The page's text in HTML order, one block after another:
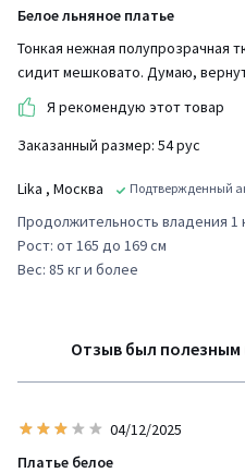
Белое льняное платье
Тонкая нежная полупрозрачная
сидит мешковато. Думаю,
Я рекомендую этот товар
Заказанный размер: 54 рус
Lika , Москва Подтвержденный
Продолжительность владения 1
Рост: от 165 до 169 см
Вес: 85 кг и более
Отзыв был полезным
04/12/2025
Платье белое